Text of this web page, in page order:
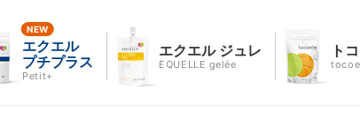
エクエル
プチプラス
Petit+
エクエル ジュレ
EQUELLE gelée
ト